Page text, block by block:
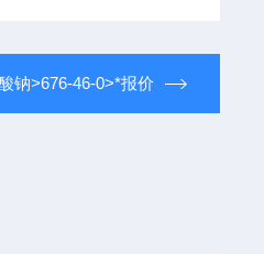
钠>676-46-0>*报价